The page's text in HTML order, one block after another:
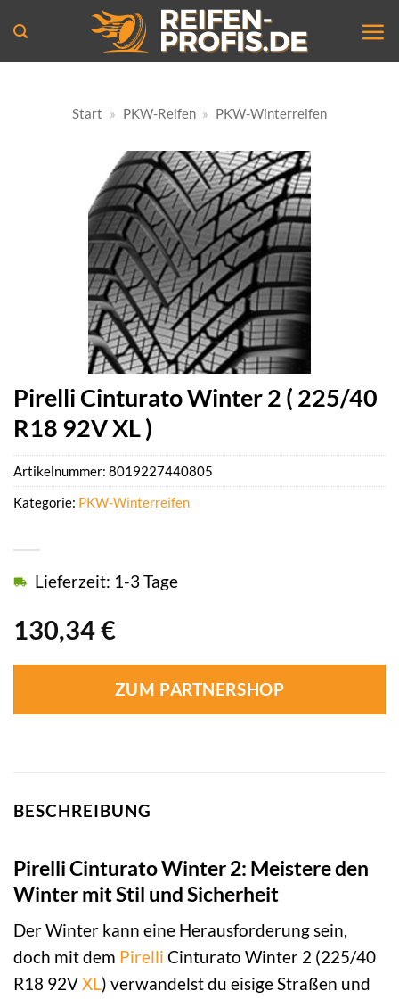
Inhalt
springen
Start » PKW-Reifen » PKW-Winterreifen
Pirelli Cinturato Winter 2 ( 225/40
R18 92V XL )
130,34€
Lieferzeit: 1-3 Tage
ZUM PARTNERSHOP
Artikelnummer: 8019227440805
Kategorie: PKW-Winterreifen
BESCHREIBUNG
Pirelli Cinturato Winter 2: Meistere den
Winter mit Stil und Sicherheit
Der Winter kann eine Herausforderung sein,
doch mit dem Pirelli Cinturato Winter 2 (225/40
R18 92VXL) verwandelst du eisige Straßen und